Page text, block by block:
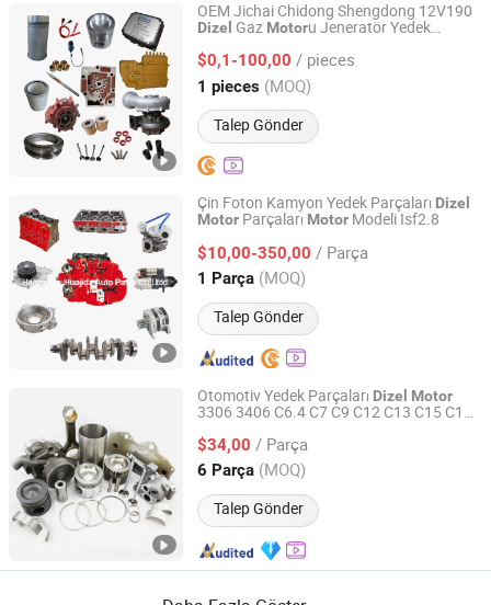
OEM Jichai Chidong Shengdong 12V190
Dizel Gaz Motoru Jeneratör Yedek
$0,1-100,00 / pieces
1 pieces (MOQ)
Talep Gönder
Jinan Ronghuan Industry and Trade Co., Ltd.
Shandong, China Fiyat 2025
Çin Foton Kamyon Yedek Parçaları Dizel
Motor Parçaları Motor Modeli Isf2.8
$10,00-350,00 / Parça
1 Parça (MOQ)
Talep Gönder
Hangzhou Huajida Auto Parts Co., Ltd.
Zhejiang, China Fiyat 2022
Otomotiv Yedek Parçaları Dizel Motor
3306 3406 C6.4 C7 C9 C12 C13 C15 C18
$34,00 / Parça
6 Parça (MOQ)
Talep Gönder
Hubei Kingland Industrial Co., Ltd.
Hubei, China Fiyat 2019